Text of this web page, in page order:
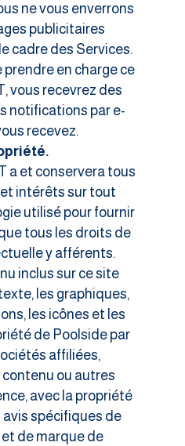
ne vous enverrons
publicitaires
cadre des Services.
en charge ce
vous recevrez des
notifications par e-
recevez.
a et conservera tous
intérêts sur tout
utilisé pour fournir
tous les droits de
y afférents.
inclus sur ce site
les graphiques,
les icônes et les
de Poolside par
affiliées,
ou autres
avec la propriété
spécifiques de
de marque de